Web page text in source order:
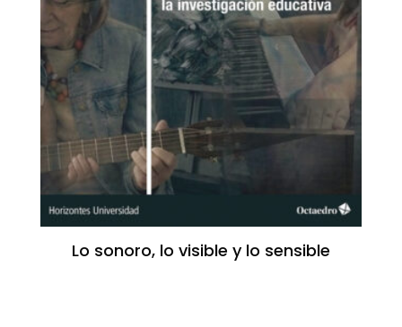
Lo sonoro, lo visible y lo sensible